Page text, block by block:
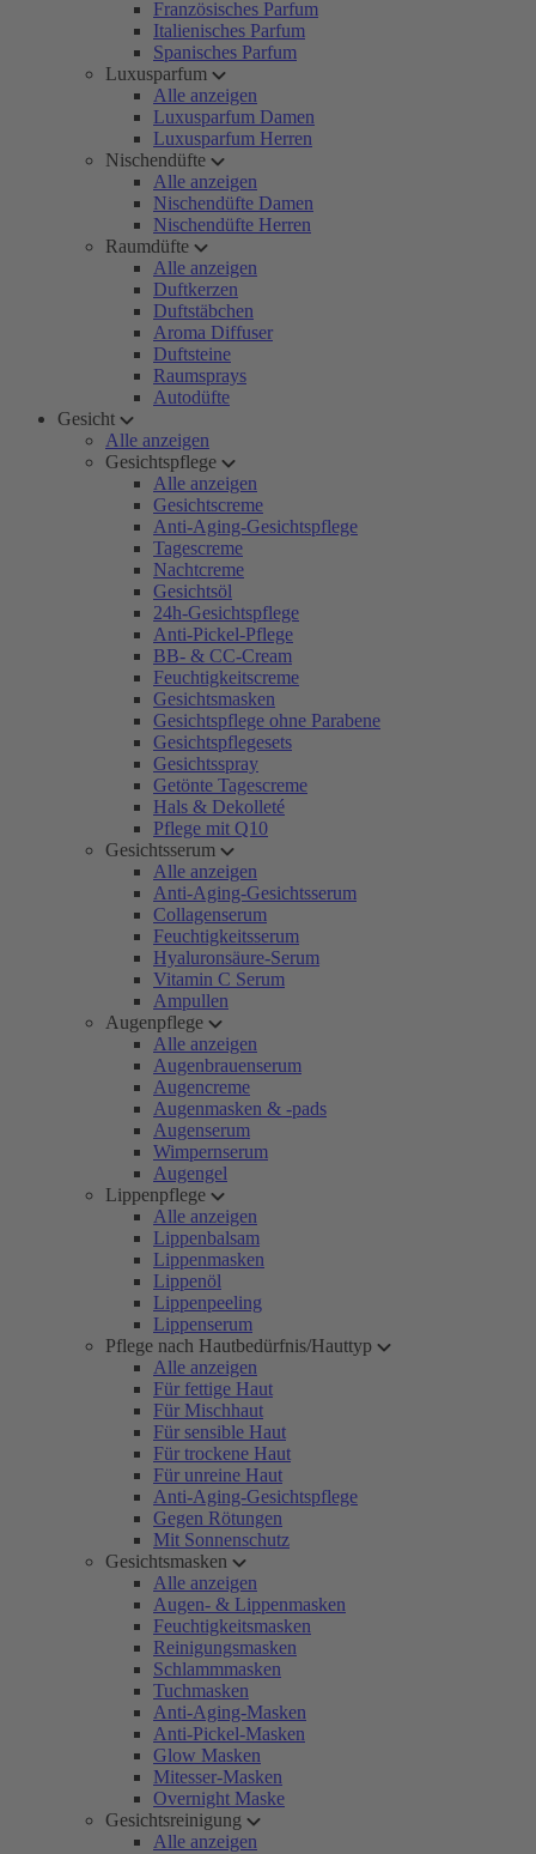
Französisches Parfum
Italienisches Parfum
Spanisches Parfum
Luxusparfum
Alle anzeigen
Luxusparfum Damen
Luxusparfum Herren
Nischendüfte
Alle anzeigen
Nischendüfte Damen
Nischendüfte Herren
Raumdüfte
Alle anzeigen
Duftkerzen
Duftstäbchen
Aroma Diffuser
Duftsteine
Raumsprays
Autodüfte
Gesicht
Alle anzeigen
Gesichtspflege
Alle anzeigen
Gesichtscreme
Anti-Aging-Gesichtspflege
Tagescreme
Nachtcreme
Gesichtsöl
24h-Gesichtspflege
Anti-Pickel-Pflege
BB- & CC-Cream
Feuchtigkeitscreme
Gesichtsmasken
Gesichtspflege ohne Parabene
Gesichtspflegesets
Gesichtsspray
Getönte Tagescreme
Hals & Dekolleté
Pflege mit Q10
Gesichtsserum
Alle anzeigen
Anti-Aging-Gesichtsserum
Collagenserum
Feuchtigkeitsserum
Hyaluronsäure-Serum
Vitamin C Serum
Ampullen
Augenpflege
Alle anzeigen
Augenbrauenserum
Augencreme
Augenmasken & -pads
Augenserum
Wimpernserum
Augengel
Lippenpflege
Alle anzeigen
Lippenbalsam
Lippenmasken
Lippenöl
Lippenpeeling
Lippenserum
Pflege nach Hautbedürfnis/Hauttyp
Alle anzeigen
Für fettige Haut
Für Mischhaut
Für sensible Haut
Für trockene Haut
Für unreine Haut
Anti-Aging-Gesichtspflege
Gegen Rötungen
Mit Sonnenschutz
Gesichtsmasken
Alle anzeigen
Augen- & Lippenmasken
Feuchtigkeitsmasken
Reinigungsmasken
Schlammmasken
Tuchmasken
Anti-Aging-Masken
Anti-Pickel-Masken
Glow Masken
Mitesser-Masken
Overnight Maske
Gesichtsreinigung
Alle anzeigen